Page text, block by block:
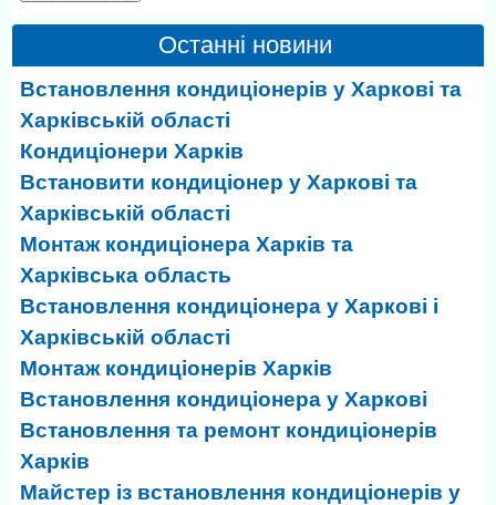
Останні новини
Встановлення кондиціонерів у Харкові та
Харківській області
Кондиціонери Харків
Встановити кондиціонер у Харкові та
Харківській області
Монтаж кондиціонера Харків та
Харківська область
Встановлення кондиціонера у Харкові і
Харківській області
Монтаж кондиціонерів Харків
Встановлення кондиціонера у Харкові
Встановлення та ремонт кондиціонерів
Харків
Майстер із встановлення кондиціонерів у